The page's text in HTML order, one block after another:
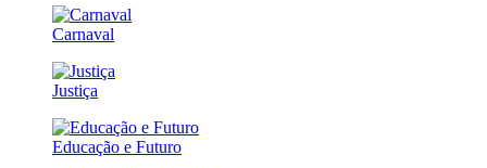
Carnaval
Justiça
Educação e Futuro